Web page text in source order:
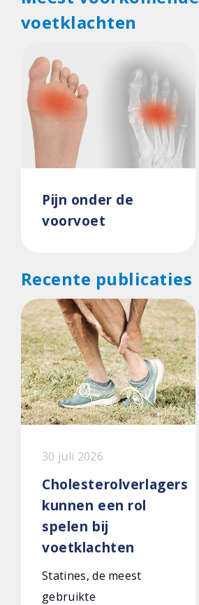
voetklachten
Pijn onder de
voorvoet
Recente publicaties
30 juli 2026
Cholesterolverlagers
kunnen een rol
spelen bij
voetklachten
Statines, de meest
gebruikte